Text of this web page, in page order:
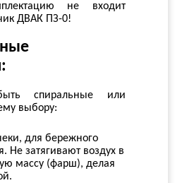
не входит
ДВАК ПЗ-0!
спиральные или
выбору:
для бережного
Не затягивают воздух в
массу (фарш), делая